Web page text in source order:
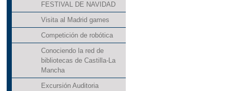
FESTIVAL DE NAVIDAD
Visita al Madrid games
Competición de robótica
Conociendo la red de
bibliotecas de Castilla-La
Mancha
Excursión Auditoria